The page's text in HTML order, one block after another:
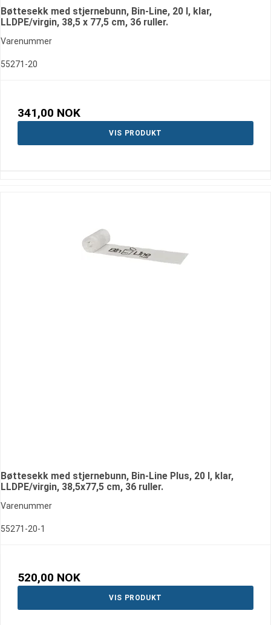
Bøttesekk med stjernebunn, Bin-Line, 20 l, klar,
LLDPE/virgin, 38,5 x 77,5 cm, 36 ruller.
Varenummer
55271-20
341,00 NOK
VIS PRODUKT
Bøttesekk med stjernebunn, Bin-Line Plus, 20 l, klar,
LLDPE/virgin, 38,5x77,5 cm, 36 ruller.
Varenummer
55271-20-1
520,00 NOK
VIS PRODUKT